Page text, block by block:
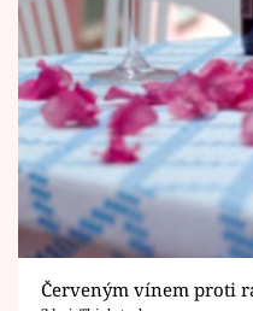
Červeným vínem proti